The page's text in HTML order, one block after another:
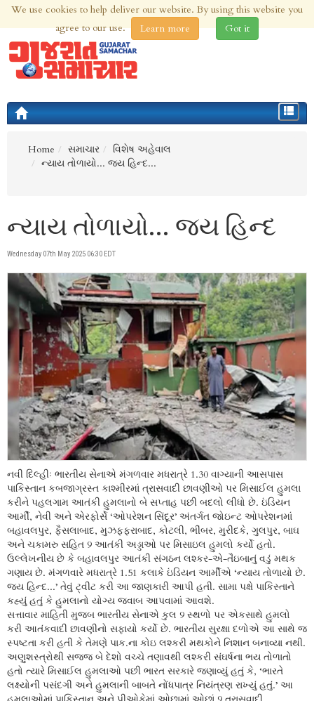
9th Aug 2026 | Updated at 03:58am 9th Aug 2026
Toggle
Home
સમાચાર
વિશેષ અહેવાલ
ન્યાય તોળાયો... જય હિન્દ...
ન્યાય તોળાયો... જય હિન્દ
Wednesday 07th May 2025 06:30 EDT
નવી દિલ્હીઃ ભારતીય સેનાએ મંગળવાર મધરાત્રે 1.30 વાગ્યાની આસપાસ
પાકિસ્તાન કબજાગ્રસ્ત કાશ્મીરમાં ત્રાસવાદી છાવણીઓ પર મિસાઈલ હુમલા
કરીને પહલગામ આતંકી હુમલાનો બે સપ્તાહ પછી બદલો લીધો છે. ઇંડિયન
આર્મી, નેવી અને એરફોર્સે ‘ઓપરેશન સિંદૂર’ અંતર્ગત જોઇન્ટ ઓપરેશનમાં
બહાવલપુર, ફૈસલાબાદ, મુઝફ્ફરાબાદ, કોટલી, ભીંબર, મુરીદકે, ગુલપુર, બાઘ
અને ચકામરુ સહિત 9 આતંકી અડ્ડાઓ પર મિસાઇલ હુમલો કર્યો હતો.
ઉલ્લેખનીય છે કે બહાવલપુર આતંકી સંગઠન લશ્કર-એ-તૈઇબાનું વડું મથક
ગણાય છે. મંગળવારે મધરાત્રે 1.51 કલાકે ઇંડિયન આર્મીએ ‘ન્યાય તોળાયો છે.
જય હિન્દ...’ તેવું ટ્વીટ કરી આ જાણકારી આપી હતી. સામા પક્ષે પાકિસ્તાને
કહ્યું હતું કે હુમલાનો યોગ્ય જવાબ આપવામાં આવશે.
સત્તાવાર માહિતી મુજબ ભારતીય સેનાએ કુલ 9 સ્થળો પર એકસાથે હુમલો
કરી આતંકવાદી છાવણીનો સફાયો કર્યો છે. ભારતીય સુરક્ષા દળોએ આ સાથે જ
સ્પષ્ટતા કરી હતી કે તેમણે પાક.ના કોઇ લશ્કરી મથકોને નિશાન બનાવ્યા નથી.
અણુશસ્ત્રોથી સજ્જ બે દેશો વચ્ચે તણાવથી લશ્કરી સંઘર્ષના ભય તોળાતો
હતો ત્યારે મિસાઈલ હુમલાઓ પછી ભારત સરકારે જણાવ્યું હતું કે, ‘ભારતે
લક્ષ્યોની પસંદગી અને હુમલાની બાબતે નોંધપાત્ર નિયંત્રણ રાખ્યું હતું.’ આ
We use cookies to help deliver our website. By using this website you
agree to our use.
Learn more Got it